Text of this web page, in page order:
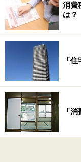
消費
は？
「
「